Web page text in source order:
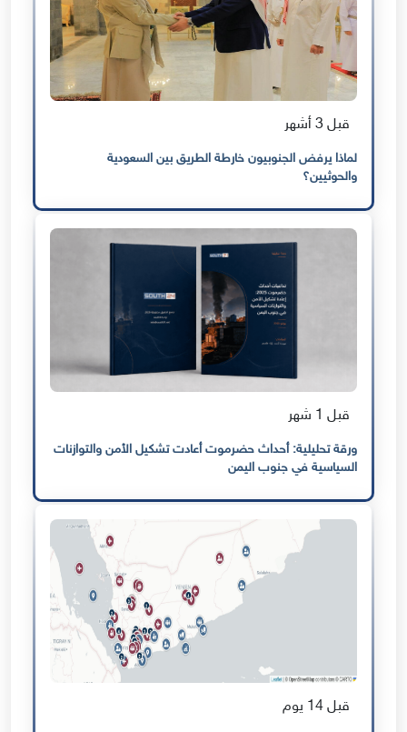
قبل 3 أشهر
لماذا يرفض الجنوبيون خارطة الطريق بين السعودية
والحوثيين؟
قبل 1 شهر
ورقة تحليلية: أحداث حضرموت أعادت تشكيل الأمن والتوازنات
السياسية في جنوب اليمن
قبل 14 يوم